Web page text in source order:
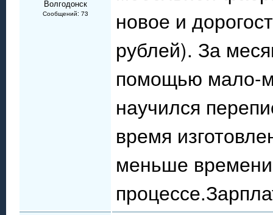
Волгодонск
Сообщений: 73
новое и
рублей). За
помощью мало-
научился
время
меньше